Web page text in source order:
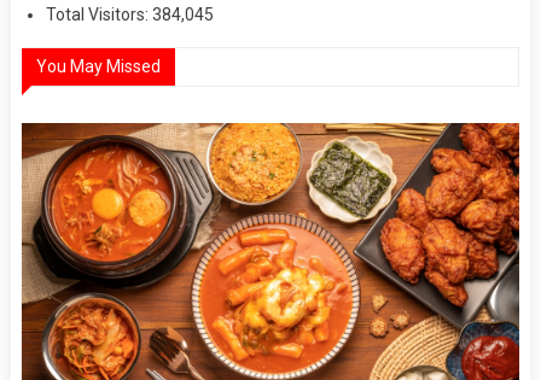
Total Visitors: 384,045
You May Missed